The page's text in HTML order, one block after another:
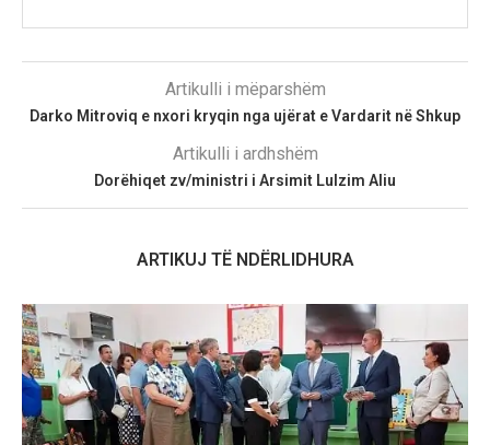
Artikulli i mëparshëm
Darko Mitroviq e nxori kryqin nga ujërat e Vardarit në Shkup
Artikulli i ardhshëm
Dorëhiqet zv/ministri i Arsimit Lulzim Aliu
ARTIKUJ TË NDËRLIDHURA